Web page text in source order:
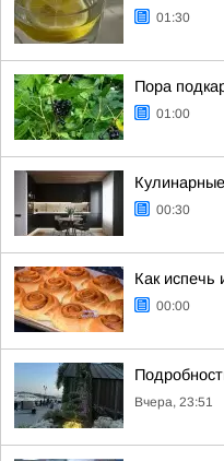
01:30
Пора
01:00
00:30
Как испечь
00:00
Вчера, 23:51